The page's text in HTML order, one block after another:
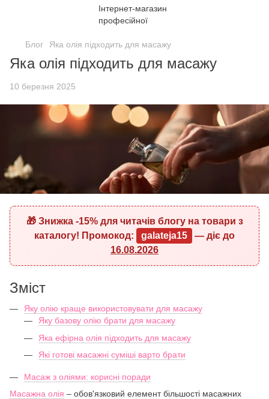
Блог Яка олія підходить для масажу
Яка олія підходить для масажу
10 березня 2025
🎁 Знижка -15%для читачів блогу на товари з
каталогу! Промокод:
galateja15
— діє до
16.08.2026
Зміст
Яку олію краще використовувати для масажу
Яку базову олію брати для масажу
Яка ефірна олія підходить для масажу
Які готові масажні суміші варто брати
Масаж з оліями: корисні поради
Масажна олія – обов'язковий елемент більшості масажних